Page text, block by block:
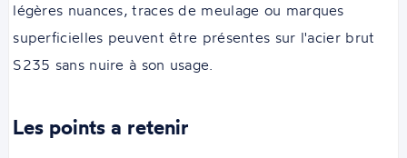
légères nuances, traces de meulage ou marques
superficielles peuvent être présentes sur l'acier brut
S235 sans nuire à son usage.
Les points a retenir